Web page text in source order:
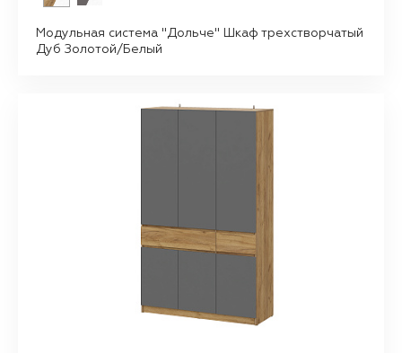
Модульная система "Дольче" Шкаф трехстворчатый
Дуб Золотой/Белый